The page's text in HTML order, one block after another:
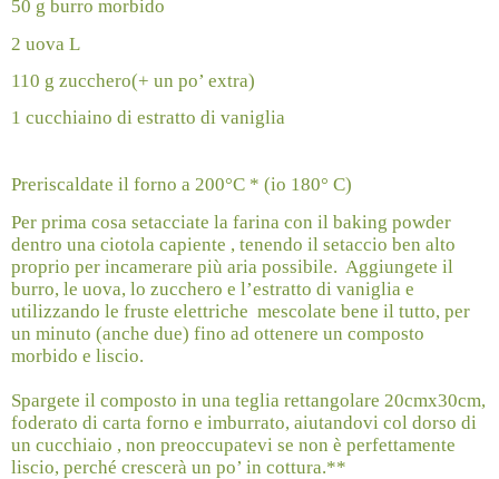
50 g burro morbido
2 uova L
110 g zucchero(+ un po’ extra)
1 cucchiaino di estratto di vaniglia
Preriscaldate il forno a 200°C * (io 180° C)
Per prima cosa setacciate la farina con il baking powder
dentro una ciotola capiente , tenendo il setaccio ben alto
proprio per incamerare più aria possibile. Aggiungete il
burro, le uova, lo zucchero e l’estratto di vaniglia e
utilizzando le fruste elettriche mescolate bene il tutto, per
un minuto (anche due) fino ad ottenere un composto
morbido e liscio.
Spargete il composto in una teglia rettangolare 20cmx30cm,
foderato di carta forno e imburrato, aiutandovi col dorso di
un cucchiaio , non preoccupatevi se non è perfettamente
liscio, perché crescerà un po’ in cottura.**